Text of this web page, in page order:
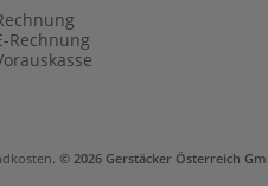
Rechnung
. © 2026 Gerstäcker Österreich